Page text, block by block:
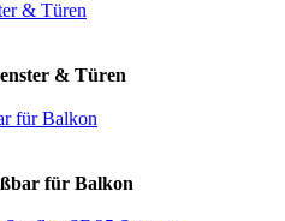
& Türen
für Balkon